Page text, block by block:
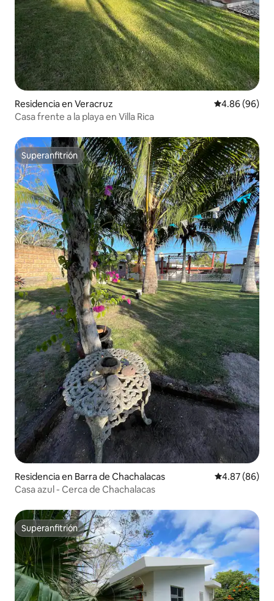
Residencia en Veracruz Calificación
4.86 (96)
Casa frente a la playa en Villa Rica
Superanfitrión
Superanfitrión
Residencia en Barra de Chachalacas Calificación
4.87 (86)
Casa azul - Cerca de Chachalacas
Superanfitrión
Superanfitrión